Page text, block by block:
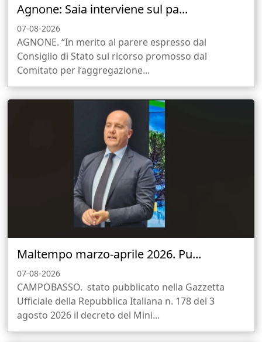
Agnone: Saia interviene sul pa...
07-08-2026
AGNONE. “In merito al parere espresso dal
Consiglio di Stato sul ricorso promosso dal
Comitato per l’aggregazione...
Maltempo marzo-aprile 2026. Pu...
07-08-2026
CAMPOBASSO. stato pubblicato nella Gazzetta
Ufficiale della Repubblica Italiana n. 178 del 3
agosto 2026 il decreto del Mini...